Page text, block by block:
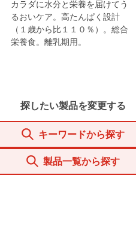
カラダに水分と栄養を届けてう
るおいケア。高たんぱく設計
（１歳から比１１０％）。総合
栄養食。離乳期用。
探したい製品を変更する
キーワードから探す
製品一覧から探す